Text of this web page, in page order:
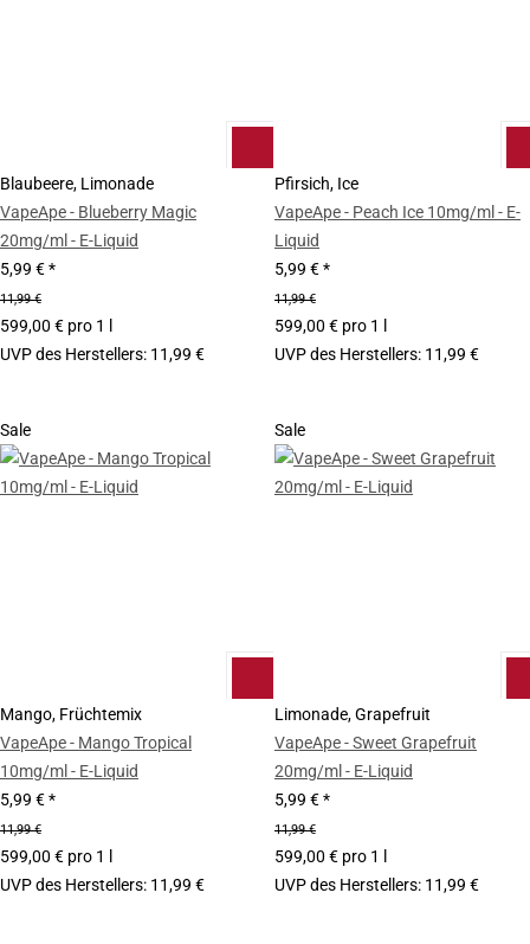
Blaubeere, Limonade
VapeApe - Blueberry Magic
20mg/ml - E-Liquid
5,99 €*
11,99 €
599,00 € pro 1 l
UVP des Herstellers: 11,99 €
Pfirsich, Ice
VapeApe - Peach Ice 10mg/ml - E-
Liquid
5,99 €*
11,99 €
599,00 € pro 1 l
UVP des Herstellers: 11,99 €
Sale
Mango, Früchtemix
VapeApe - Mango Tropical
10mg/ml - E-Liquid
5,99 €*
11,99 €
599,00 € pro 1 l
UVP des Herstellers: 11,99 €
Sale
Limonade, Grapefruit
VapeApe - Sweet Grapefruit
20mg/ml - E-Liquid
5,99 €*
11,99 €
599,00 € pro 1 l
UVP des Herstellers: 11,99 €